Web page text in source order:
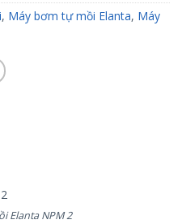
, Máy bơm tự mồi Elanta, Máy
Elanta NPM 2